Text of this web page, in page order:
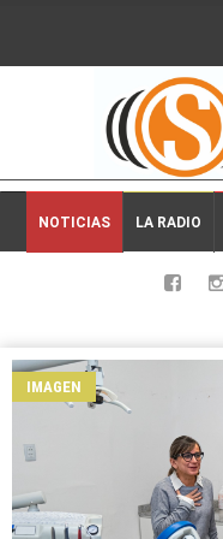
2026-08-09 23:31:10
NOTICIAS LA RADIO
IMAGEN